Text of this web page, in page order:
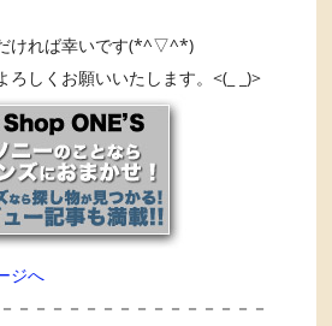
ければ幸いです(*^▽^*)
ろしくお願いいたします。<(_ _)>
ジへ
－－－－－－－－－－－－－－－